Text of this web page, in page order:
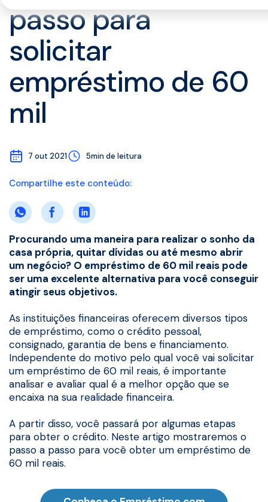
passo para
solicitar
empréstimo de 60
mil
7 out 2021 5min de leitura
Procurando uma maneira para realizar o sonho da
casa própria, quitar dívidas ou até mesmo abrir
um negócio? O empréstimo de 60 mil reais pode
ser uma excelente alternativa para você conseguir
atingir seus objetivos.
As instituições financeiras oferecem diversos tipos
de empréstimo, como o crédito pessoal,
consignado, garantia de bens e financiamento.
Independente do motivo pelo qual você vai solicitar
um empréstimo de 60 mil reais, é importante
analisar e avaliar qual é a melhor opção que se
encaixa na sua realidade financeira.
A partir disso, você passará por algumas etapas
para obter o crédito. Neste artigo mostraremos o
passo a passo para você obter um empréstimo de
60 mil reais.
Compartilhe este conteúdo: